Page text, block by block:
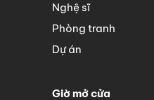
Nghệ sĩ
Phòng tranh
Dự án
Giờ mở cửa